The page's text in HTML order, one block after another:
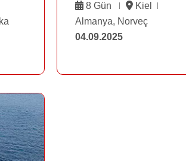
8 Gün
Kiel
Almanya, Norveç
04.09.2025